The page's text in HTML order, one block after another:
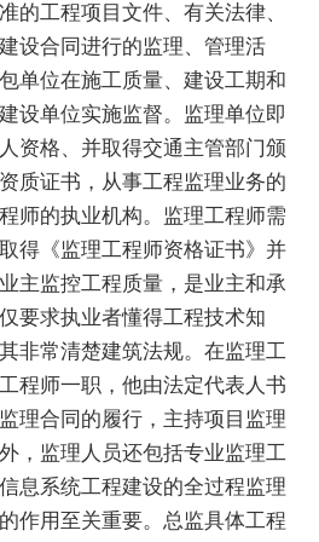
的工程项目文件、有关法律、
设合同进行的监理、管理活
单位在施工质量、建设工期和
设单位实施监督。监理单位即
资格、并取得交通主管部门颁
质证书，从事工程监理业务的
师的执业机构。监理工程师需
得《监理工程师资格证书》并
主监控工程质量，是业主和承
要求执业者懂得工程技术知
非常清楚建筑法规。在监理工
程师一职，他由法定代表人书
理合同的履行，主持项目监理
，监理人员还包括专业监理工
息系统工程建设的全过程监理
作用至关重要。总监具体工程